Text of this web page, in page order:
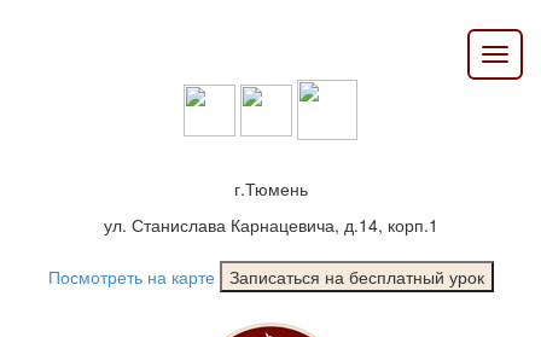
г.Тюмень
ул. Станислава Карнацевича, д.14, корп.1
Посмотреть на карте